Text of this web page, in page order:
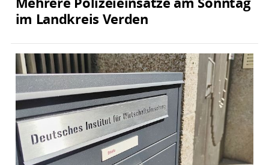
im Landkreis Verden